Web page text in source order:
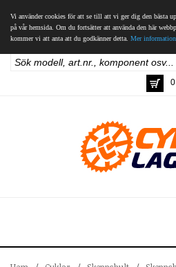
Vi använder cookies för att se till att vi ger dig den bästa
på vår hemsida. Om du fortsätter att använda den här
kommer vi att anta att du godkänner detta. Mer information